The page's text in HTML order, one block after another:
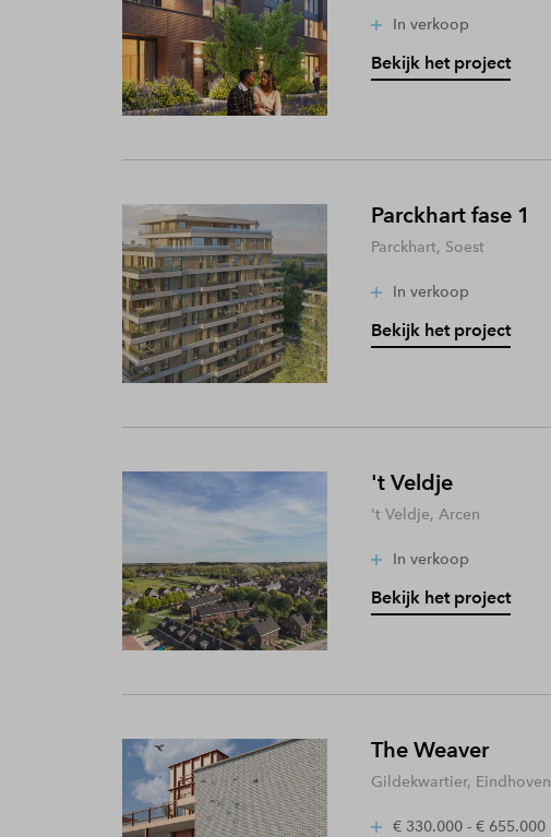
In verkoop
Bekijk het project
Parckhart fase 1
Parckhart, Soest
In verkoop
Bekijk het project
't Veldje
't Veldje, Arcen
In verkoop
Bekijk het project
The Weaver
Gildekwartier, Eindhoven
€ 330.000 - € 655.000